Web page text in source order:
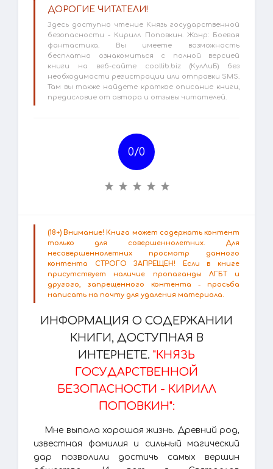
ДОРОГИЕ ЧИТАТЕЛИ!
Здесь доступно чтение Князь государственной
безопасности - Кирилл Поповкин. Жанр: Боевая
фантастика. Вы имеете возможность
бесплатно ознакомиться с полной версией
книги на веб-сайте coollib.biz (КулЛиБ) без
необходимости регистрации или отправки SMS.
Там вы также найдете краткое описание книги,
предисловие от автора и отзывы читателей.
0/0
(18+) Внимание! Книга может содержать контент
только для совершеннолетних. Для
несовершеннолетних просмотр данного
контента СТРОГО ЗАПРЕЩЕН! Если в книге
присутствует наличие пропаганды ЛГБТ и
другого, запрещенного контента - просьба
написать на почту для удаления материала.
ИНФОРМАЦИЯ О СОДЕРЖАНИИ
КНИГИ, ДОСТУПНАЯ В
ИНТЕРНЕТЕ. "КНЯЗЬ
ГОСУДАРСТВЕННОЙ
БЕЗОПАСНОСТИ - КИРИЛЛ
ПОПОВКИН":
Мне выпала хорошая жизнь. Древний род,
известная фамилия и сильный магический
дар позволили достичь самых вершин